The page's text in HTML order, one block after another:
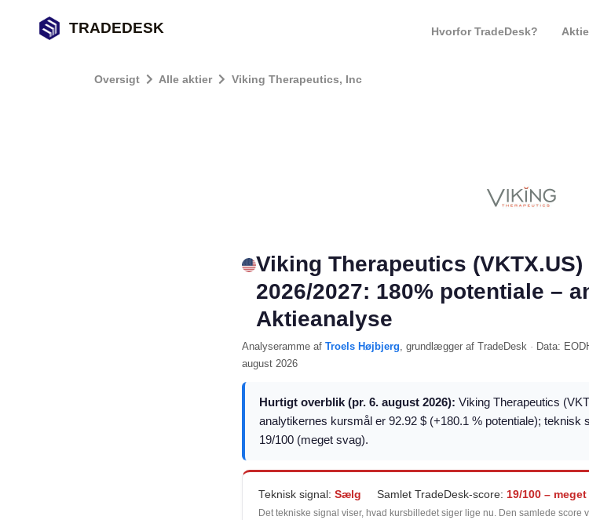
TRADEDESK Hvorfor TradeDesk?
Oversigt Alle aktier Viking Therapeutics, Inc
Viking Therapeutics
2026/2027: 180% potentiale –
Aktieanalyse
Analyseramme af Troels Højbjerg, grundlægger af TradeDesk · Data:
august 2026
Hurtigt overblik (pr. 6. august 2026): Viking Therapeutics
analytikernes kursmål er 92.92 $ (+180.1 % potentiale);
19/100 (meget svag).
Teknisk signal: Sælg Samlet TradeDesk-score: 19/100 –
Det tekniske signal viser, hvad kursbilledet siger lige nu. Den samlede